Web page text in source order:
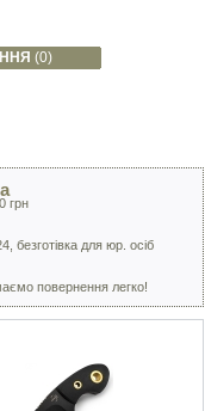
(0)
грн
безготівка для юр. осіб
повернення легко!